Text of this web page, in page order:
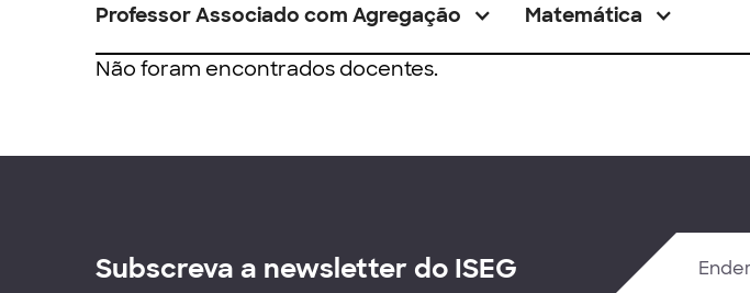
Professor Associado com Agregação Matemática
Não foram encontrados docentes.
Subscreva a newsletter do ISEG